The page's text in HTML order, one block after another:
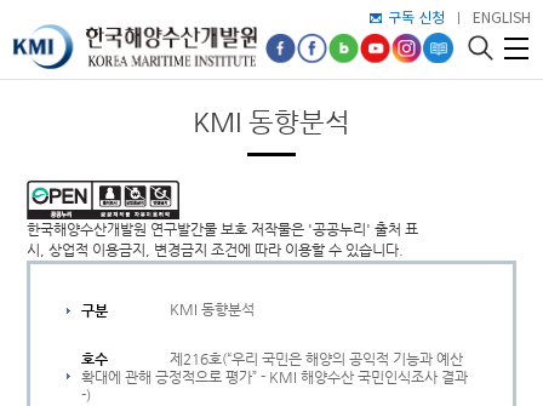
구독 신청 ENGLISH
KMI 동향분석
한국해양수산개발원 연구발간물 보호 저작물은 '공공누리' 출처 표
시, 상업적 이용금지, 변경금지 조건에 따라 이용할 수 있습니다.
구분 KMI 동향분석
호수
제216호(“우리 국민은 해양의 공익적 기능과 예산
확대에 관해 긍정적으로 평가” - KMI 해양수산 국민인식조사 결과
-)